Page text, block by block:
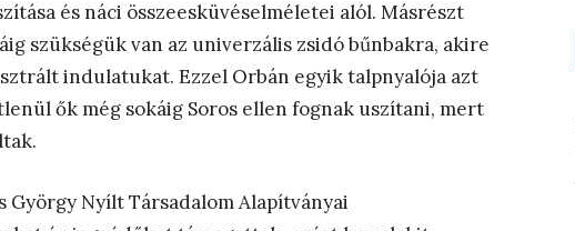
és náci összeesküvéselméletei alól. Másrészt
szükségük van az univerzális zsidó bűnbakra, akire
indulatukat. Ezzel Orbán egyik talpnyalója azt
ők még sokáig Soros ellen fognak uszítani, mert
György Nyílt Társadalom Alapítványai